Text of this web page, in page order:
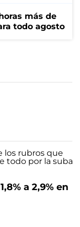
más de
todo agosto
a 2,9% en